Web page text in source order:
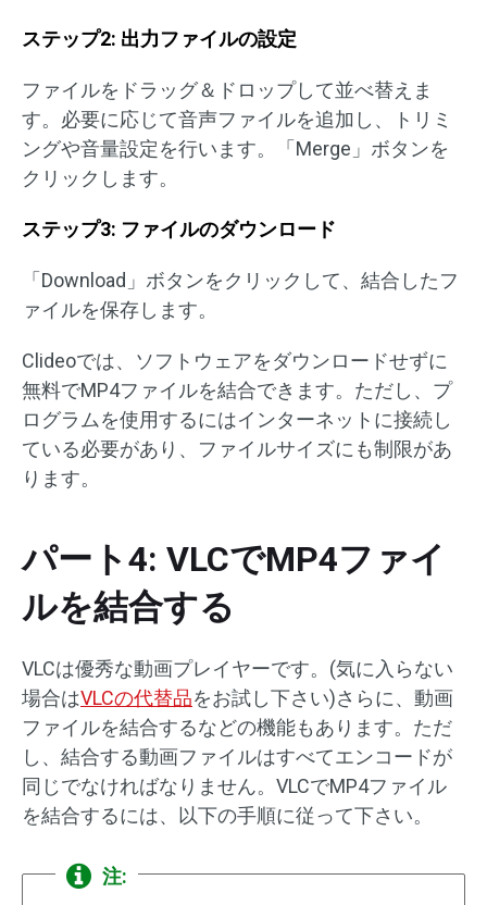
ステップ2: 出力ファイルの設定
ファイルをドラッグ＆ドロップして並べ替えま
す。必要に応じて音声ファイルを追加し、トリミ
ングや音量設定を行います。「Merge」ボタンを
クリックします。
ステップ3: ファイルのダウンロード
「Download」ボタンをクリックして、結合したフ
ァイルを保存します。
Clideoでは、ソフトウェアをダウンロードせずに
無料でMP4ファイルを結合できます。ただし、プ
ログラムを使用するにはインターネットに接続し
ている必要があり、ファイルサイズにも制限があ
ります。
パート4: VLCでMP4ファイ
ルを結合する
VLCは優秀な動画プレイヤーです。(気に入らない
場合はVLCの代替品をお試し下さい)さらに、動画
ファイルを結合するなどの機能もあります。ただ
し、結合する動画ファイルはすべてエンコードが
同じでなければなりません。VLCでMP4ファイル
を結合するには、以下の手順に従って下さい。
注: